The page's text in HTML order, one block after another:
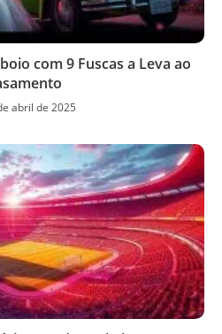
com 9 Fuscas a Leva ao
abril de 2025